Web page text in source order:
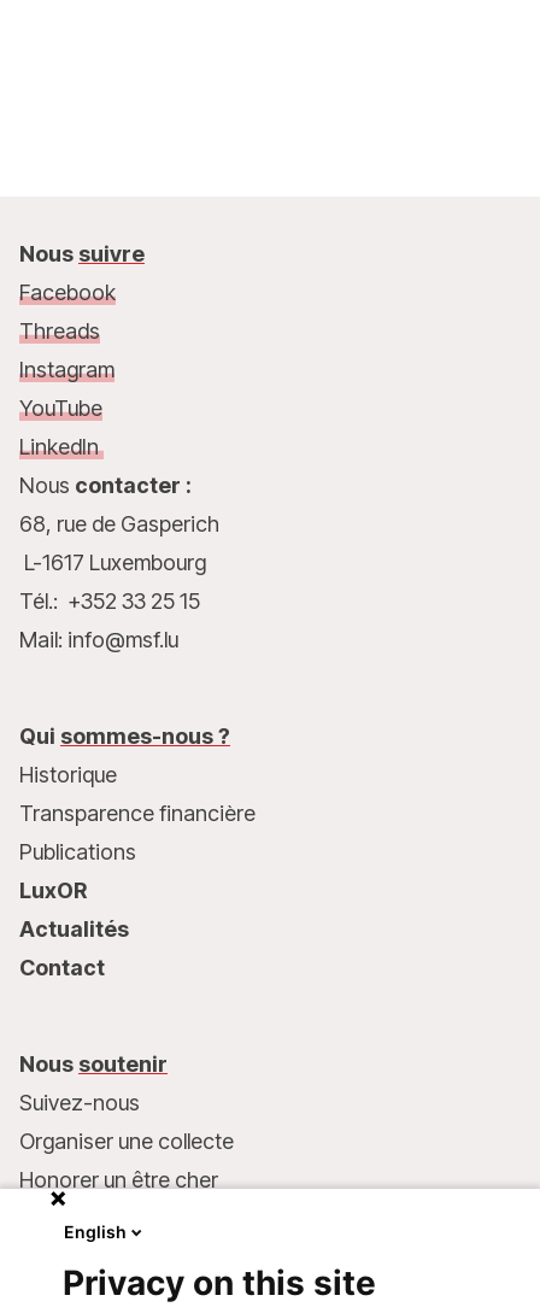
Nous suivre
Facebook
Threads
Instagram
YouTube
LinkedIn
Nous contacter :
68, rue de Gasperich
L-1617 Luxembourg
Tél.: +352 33 25 15
Mail: info@msf.lu
Qui sommes-nous ?
Historique
Transparence financière
Publications
LuxOR
Actualités
Contact
Nous soutenir
Suivez-nous
Organiser une collecte
Honorer un être cher
Faire un don
English
Privacy on this site